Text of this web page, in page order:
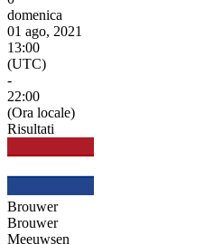
domenica
01 ago, 2021
13:00
(UTC)
-
22:00
(Ora locale)
Risultati
Brouwer
Brouwer
Meeuwsen